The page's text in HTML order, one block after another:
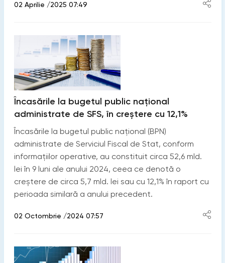
02 Aprilie /2025 07:49
Încasările la bugetul public național
administrate de SFS, în creștere cu 12,1%
Încasările la bugetul public național (BPN)
administrate de Serviciul Fiscal de Stat, conform
informațiilor operative, au constituit circa 52,6 mld.
lei în 9 luni ale anului 2024, ceea ce denotă o
creștere de circa 5,7 mld. lei sau cu 12,1% în raport cu
perioada similară a anului precedent.
02 Octombrie /2024 07:57